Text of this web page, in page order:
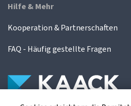
Hilfe & Mehr
Kooperation & Partnerschaften
FAQ - Häufig gestellte Fragen